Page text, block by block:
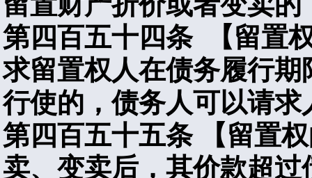
第四百五十四条
【留置
求留置权人在债务履行
行使的，债务人可以请
第四百五十五条
【留置
卖、变卖后，其价款超